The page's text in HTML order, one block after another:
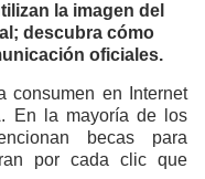
la imagen del
descubra cómo
oficiales.
consumen en Internet
En la mayoría de los
becas para
por cada clic que